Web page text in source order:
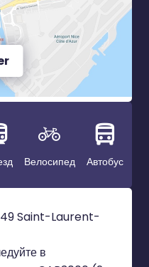
Велосипед Автобус
Saint-Laurent-
в